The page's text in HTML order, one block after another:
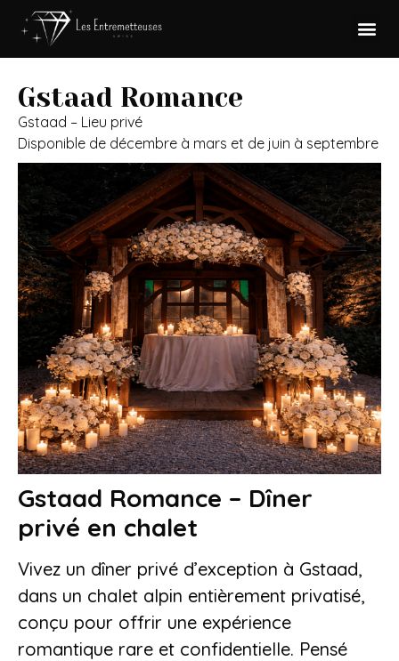
Gstaad Romance
Gstaad – Lieu privé
Disponible de décembre à mars et de juin à septembre
Gstaad Romance – Dîner
privé en chalet
Vivez un dîner privé d’exception à Gstaad,
dans un chalet alpin entièrement privatisé,
conçu pour offrir une expérience
romantique rare et confidentielle. Pensé